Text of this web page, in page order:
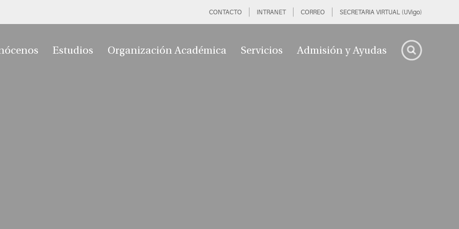
CONTACTO INTRANET CORREO SECRETARIA VIRTUAL (UVigo)
Estudios Organización Académica Servicios Admisión y Ayudas